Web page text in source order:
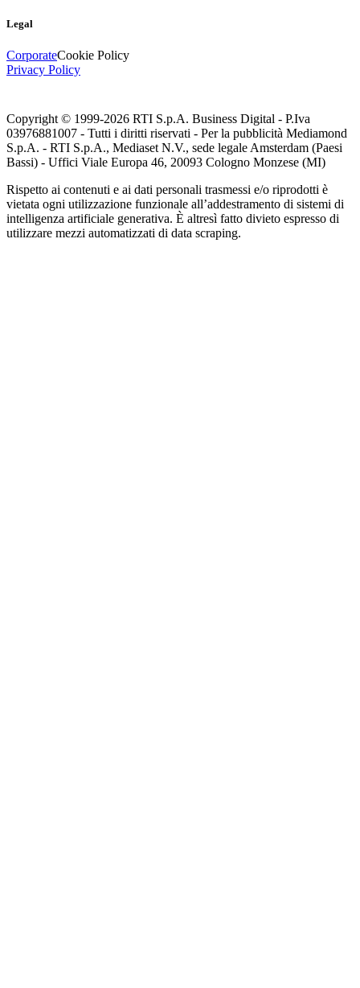
Legal
CorporateCookie Policy
Privacy Policy
Copyright © 1999-2026 RTI S.p.A. Business Digital - P.Iva
03976881007 - Tutti i diritti riservati - Per la pubblicità Mediamond
S.p.A. - RTI S.p.A., Mediaset N.V., sede legale Amsterdam (Paesi
Bassi) - Uffici Viale Europa 46, 20093 Cologno Monzese (MI)
Rispetto ai contenuti e ai dati personali trasmessi e/o riprodotti è
vietata ogni utilizzazione funzionale all’addestramento di sistemi di
intelligenza artificiale generativa. È altresì fatto divieto espresso di
utilizzare mezzi automatizzati di data scraping.